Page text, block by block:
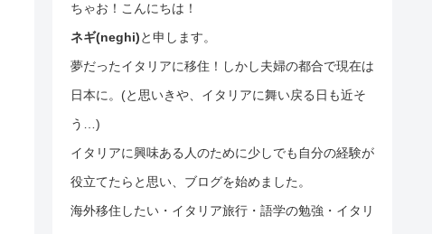
ちゃお！こんにちは！
ネギ(neghi)と申します。
夢だったイタリアに移住！しかし夫婦の都合で現在は
日本に。(と思いきや、イタリアに舞い戻る日も近そ
う…)
イタリアに興味ある人のために少しでも自分の経験が
役立てたらと思い、ブログを始めました。
海外移住したい・イタリア旅行・語学の勉強・イタリ